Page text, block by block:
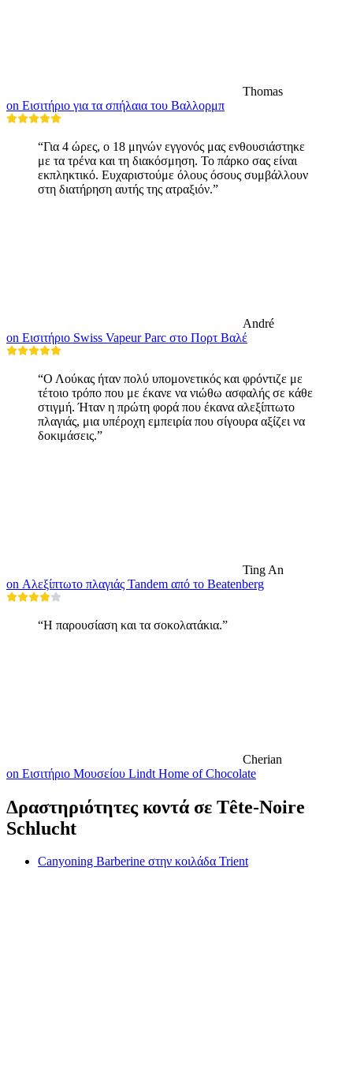
Thomas
on Εισιτήριο για τα σπήλαια του Βαλλορμπ
“Για 4 ώρες, ο 18 μηνών εγγονός μας ενθουσιάστηκε
με τα τρένα και τη διακόσμηση. Το πάρκο σας είναι
εκπληκτικό. Ευχαριστούμε όλους όσους συμβάλλουν
στη διατήρηση αυτής της ατραξιόν.”
André
on Εισιτήριο Swiss Vapeur Parc στο Πορτ Βαλέ
“Ο Λούκας ήταν πολύ υπομονετικός και φρόντιζε με
τέτοιο τρόπο που με έκανε να νιώθω ασφαλής σε κάθε
στιγμή. Ήταν η πρώτη φορά που έκανα αλεξίπτωτο
πλαγιάς, μια υπέροχη εμπειρία που σίγουρα αξίζει να
δοκιμάσεις.”
Ting An
on Αλεξίπτωτο πλαγιάς Tandem από το Beatenberg
“Η παρουσίαση και τα σοκολατάκια.”
Cherian
on Εισιτήριο Μουσείου Lindt Home of Chocolate
Δραστηριότητες κοντά σε Tête-Noire
Schlucht
Canyoning Barberine στην κοιλάδα Trient